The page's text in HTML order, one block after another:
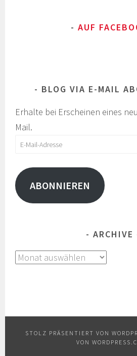
AUF
BLOG VIA E-MAIL
Erhalte bei Erscheinen eines
Mail.
E-
Adresse
ABONNIEREN
ARCHIVE
Archive
STOLZ PRÄSENTIERT VON
VON